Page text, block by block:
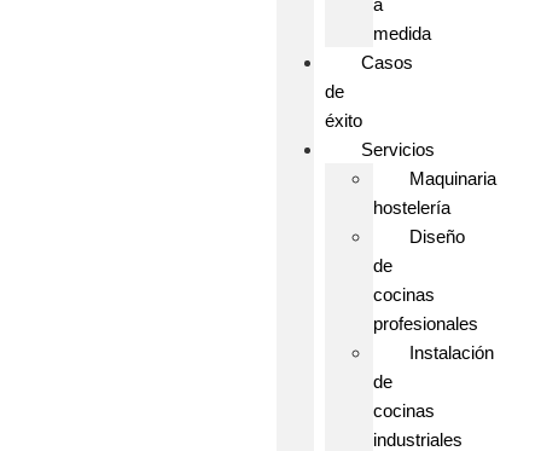
a
medida
Casos
de
éxito
Servicios
Maquinaria
hostelería
Diseño
de
cocinas
profesionales
Instalación
de
cocinas
industriales